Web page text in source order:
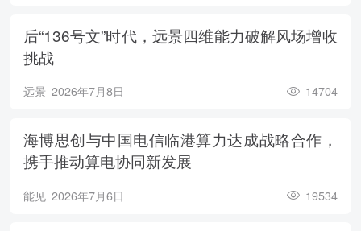
后“136号文”时代，远景四维能力破解风场增收
挑战
远景 2026年7月8日 14704
海博思创与中国电信临港算力达成战略合作，
携手推动算电协同新发展
能见 2026年7月6日 19534